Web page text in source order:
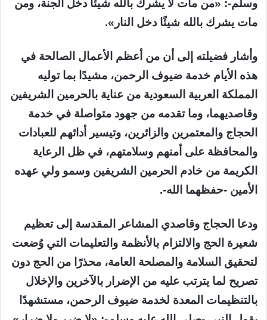
وسلم-: «من مات لا يشرك بالله شيئًا دخل الجنة، ومن
مات يشرك بالله شيئًا دخل النار».
وأشار فضيلته إلى أن من أعظم الأعمال الصالحة في
هذه الأيام خدمة ضيوف الرحمن، مشيدًا بما توليه
المملكة العربية السعودية من عناية بالحرمين الشريفين
وقاصديهما، وما تقدمه من جهود متواصلة في خدمة
الحجاج والمعتمرين والزائرين، وتيسير أدائهم للعبادات
والمحافظة على أمنهم وسلامتهم، في ظل الرعاية
الكريمة من خادم الحرمين الشريفين وسمو ولي عهده
الأمين -حفظهما الله-.
ودعا الحجاج وقاصدي المشاعر المقدسة إلى تعظيم
شعيرة الحج والالتزام بالأنظمة والتعليمات التي وُضعت
لتحقيق السلامة والمصلحة العامة، محذرًا من الحج دون
تصريح لما يترتب عليه من الإضرار بالآخرين والإخلال
بالتنظيمات المعدة لخدمة ضيوف الرحمن، مستشهدًا